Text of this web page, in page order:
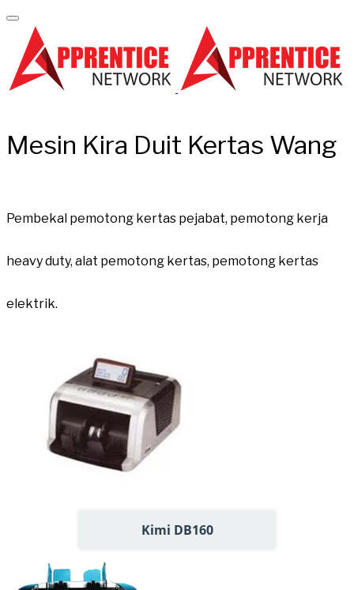
Mesin Kira Duit Kertas Wang
Pembekal pemotong kertas pejabat, pemotong kerja
heavy duty, alat pemotong kertas, pemotong kertas
elektrik.
Kimi DB160